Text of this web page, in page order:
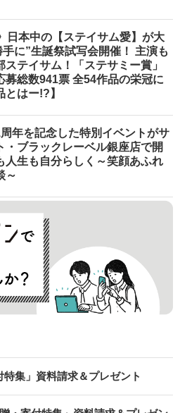
日本中の【ステイサム愛】が大
に”生誕祭試写会開催！ 主演も
ステイサム！「ステサミー賞」
募総数941票 全54作品の栄冠に
とはー!?】
年を記念した特別イベントがサ
・ブラックレーベル銀座店で開
生も自分らしく～笑顔あふれ
～
集」資料請求＆プレゼント